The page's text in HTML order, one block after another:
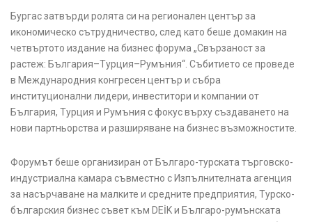
Бургас затвърди ролята си на регионален център за
икономическо сътрудничество, след като беше домакин на
четвъртото издание на бизнес форума „Свързаност за
растеж: България–Турция–Румъния“. Събитието се проведе
в Международния конгресен център и събра
институционални лидери, инвеститори и компании от
България, Турция и Румъния с фокус върху създаването на
нови партньорства и разширяване на бизнес възможностите.
Форумът беше организиран от Българо-турската търговско-
индустриална камара съвместно с Изпълнителната агенция
за насърчаване на малките и средните предприятия, Турско-
българския бизнес съвет към DEİK и Българо-румънската